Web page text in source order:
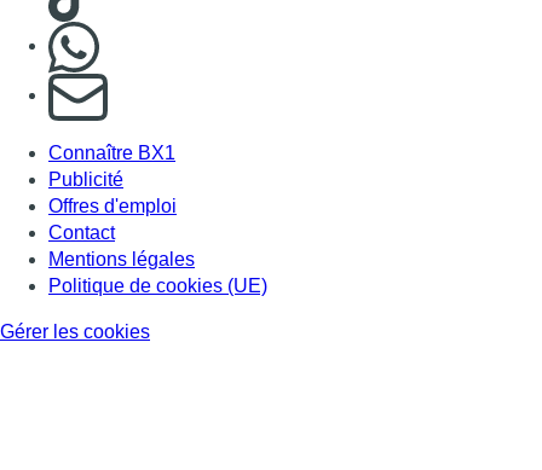
S'abonner à notre newsletter
Connaître BX1
Publicité
Offres d'emploi
Contact
Mentions légales
Politique de cookies (UE)
Gérer les cookies